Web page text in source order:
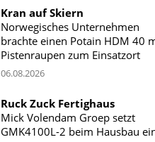
Kran auf Skiern
Norwegisches Unternehmen
brachte einen Potain HDM 40
Pistenraupen zum Einsatzort
06.08.2026
Ruck Zuck Fertighaus
Mick Volendam Groep setzt
GMK4100L-2 beim Hausbau